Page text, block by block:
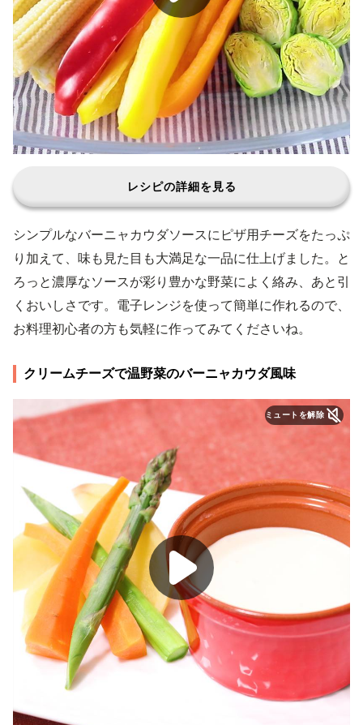
レシピの詳細を見る
シンプルなバーニャカウダソースにピザ用チーズをたっぷ
り加えて、味も見た目も大満足な一品に仕上げました。と
ろっと濃厚なソースが彩り豊かな野菜によく絡み、あと引
くおいしさです。電子レンジを使って簡単に作れるので、
お料理初心者の方も気軽に作ってみてくださいね。
クリームチーズで温野菜のバーニャカウダ風味
ミュートを解除